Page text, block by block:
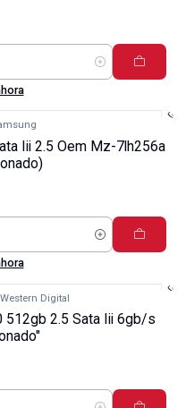
Iii 2.5 Oem Mz-7lh256a
Western Digital
512gb 2.5 Sata Iii 6gb/s